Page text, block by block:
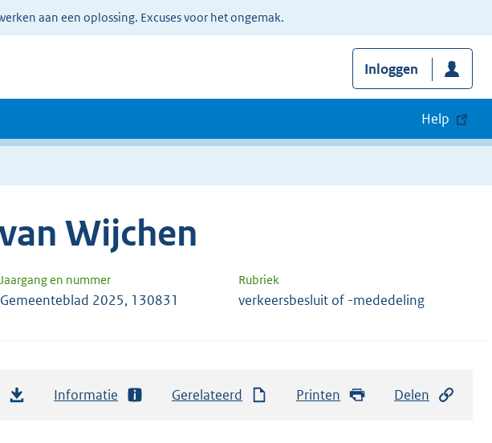
aan een oplossing. Excuses voor het ongemak.
Inloggen
Help
Wijchen
Jaargang en nummer Rubriek
Gemeenteblad 2025, 130831 verkeersbesluit of -mededeling
Informatie Gerelateerd Printen Delen